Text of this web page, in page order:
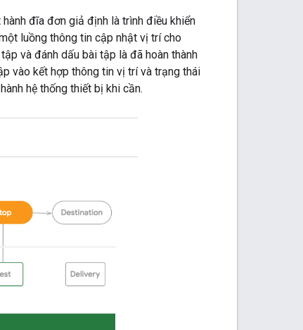
đĩa đơn giả định là trình điều khiển
luồng thông tin cập nhật vị trí cho
và đánh dấu bài tập là đã hoàn thành
vào kết hợp thông tin vị trí và trạng thái
hệ thống thiết bị khi cần.